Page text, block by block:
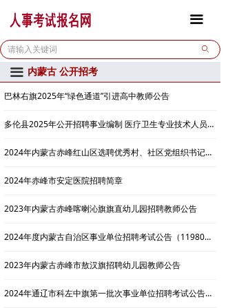
끀
首页
报名通道
公开招考
ꄙ
巴林右旗2025年“绿色通道”引进高中教师公告
多伦县2025年公开招聘事业编制 医疗卫生专业技术人员简章
2024年内蒙古赤峰红山区选聘优秀村、社区党组织书记为事业编制人员简章
2024年赤峰市安定医院招聘简章
2023年内蒙古赤峰喀喇沁旗旗直幼儿园招聘教师公告
2024年度内蒙古自治区事业单位招聘考试公告（11980人）
2023年内蒙古赤峰市敖汉旗招聘幼儿园教师公告
2024年通辽市科左中旗第一批次事业单位招聘考试公告（47名）
内蒙古 公开招考
끀
全部
北京
天津
吉林
黑龙江
上海